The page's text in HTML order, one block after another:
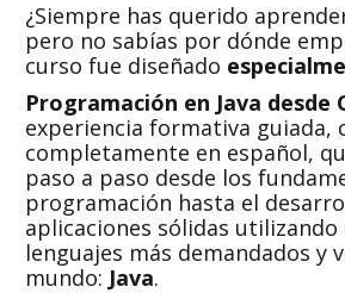
¿Siempre has querido
pero no sabías por dónde
curso fue diseñado
Programación en Java desde
experiencia formativa guiada,
completamente en español,
paso a paso desde los
programación hasta el
aplicaciones sólidas utilizando
lenguajes más demandados y
mundo: Java.